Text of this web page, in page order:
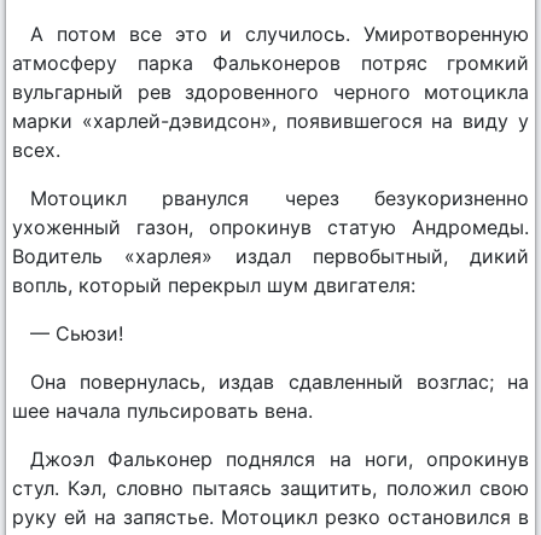
А потом все это и случилось. Умиротворенную
атмосферу парка Фальконеров потряс громкий
вульгарный рев здоровенного черного мотоцикла
марки «харлей-дэвидсон», появившегося на виду у
всех.
Мотоцикл рванулся через безукоризненно
ухоженный газон, опрокинув статую Андромеды.
Водитель «харлея» издал первобытный, дикий
вопль, который перекрыл шум двигателя:
— Сьюзи!
Она повернулась, издав сдавленный возглас; на
шее начала пульсировать вена.
Джоэл Фальконер поднялся на ноги, опрокинув
стул. Кэл, словно пытаясь защитить, положил свою
руку ей на запястье. Мотоцикл резко остановился в